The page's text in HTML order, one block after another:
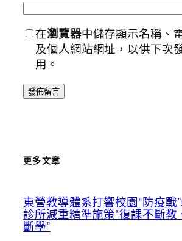
在瀏覽器中儲存顯示名稱、
及個人網站網址，以供下次
用。
更多文章
東營教導體系打響校園“防疫戰
診所減重精準施策“復課不斷教
斷學”